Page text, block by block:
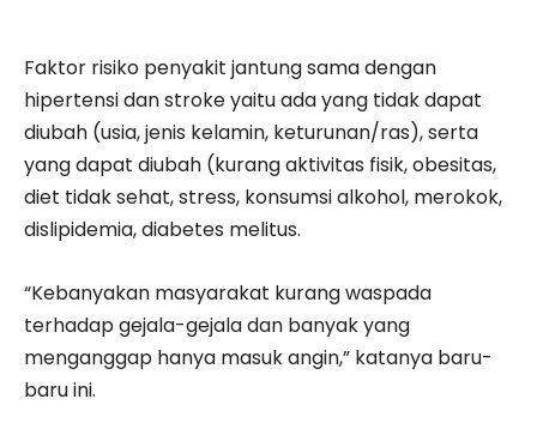
Faktor risiko penyakit jantung sama dengan
hipertensi dan stroke yaitu ada yang tidak dapat
diubah (usia, jenis kelamin, keturunan/ras), serta
yang dapat diubah (kurang aktivitas fisik, obesitas,
diet tidak sehat, stress, konsumsi alkohol, merokok,
dislipidemia, diabetes melitus.
“Kebanyakan masyarakat kurang waspada
terhadap gejala-gejala dan banyak yang
menganggap hanya masuk angin,” katanya baru-
baru ini.